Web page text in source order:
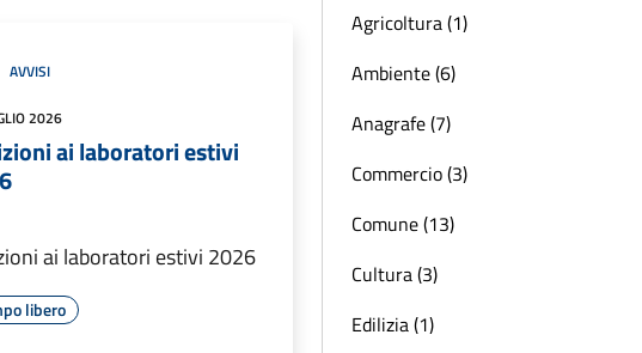
AVVISI
2026
ai laboratori estivi
ai laboratori estivi 2026
libero
Agricoltura (1)
Ambiente (6)
Anagrafe (7)
Commercio (3)
Comune (13)
Cultura (3)
Edilizia (1)